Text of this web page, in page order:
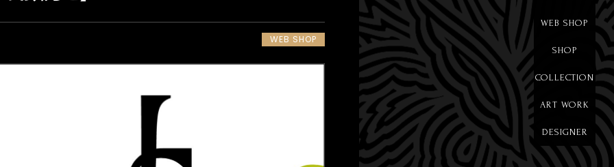
WEB SHOP
SHOP
COLLECTION
ART WORK
DESIGNER
WEB SHOP